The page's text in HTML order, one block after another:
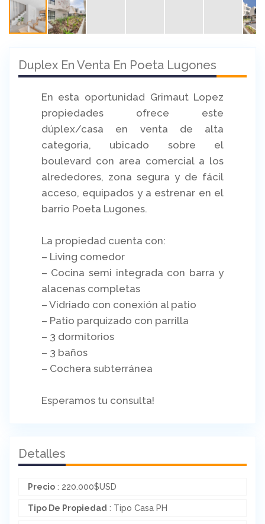
Duplex En Venta En Poeta Lugones
En esta oportunidad Grimaut Lopez
propiedades ofrece este
dúplex/casa en venta de alta
categoria, ubicado sobre el
boulevard con area comercial a los
alrededores, zona segura y de fácil
acceso, equipados y a estrenar en el
barrio Poeta Lugones.
La propiedad cuenta con:
– Living comedor
– Cocina semi integrada con barra y
alacenas completas
– Vidriado con conexión al patio
– Patio parquizado con parrilla
– 3 dormitorios
– 3 baños
– Cochera subterránea
Esperamos tu consulta!
Detalles
Precio : 220.000$USD
Tipo De Propiedad : Tipo Casa PH